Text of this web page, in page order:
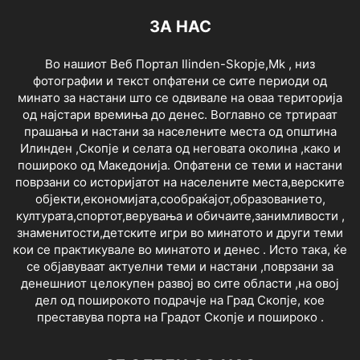
ЗА НАС
Во нашиот Веб Портал Ilinden-Skopje,Mk , низ
фотографии и текст опфатени се сите периоди од
минато за настани што се одвивале на оваа територија
од најстари времиња до денес. Воглавно се тртираат
прашања и настани за населените места од општина
Илинден ,Скопје и селата од неговата околина ,како и
пошироко од Македонија. Опфатени се теми и настани
поврзани со историјатот на населените места,верските
објекти,економијата,сообраќајот,образованието,
културата,спортот,верувања и обичаите,занимливости ,
знаменитости,детските игри во минатото и други теми
кои се практикувале во минатото и денес . Исто така, ќе
се објавуваат актуелни теми и настани ,поврзани за
денешниот целокупен развој во сите области ,на овој
дел од поширокото подрачје на Град Скопје, кое
преставува порта на Градот Скопје и пошироко .